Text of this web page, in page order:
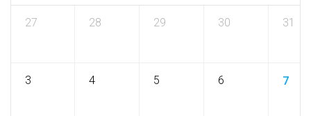
27 28 29 30 31
3 4 5 6 7